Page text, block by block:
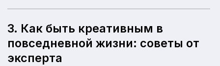
3. Как быть креативным в
повседневной жизни: советы от
эксперта